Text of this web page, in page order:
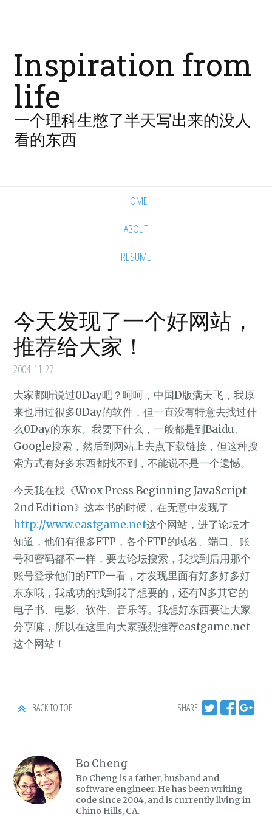
Inspiration from
life
一个理科生憋了半天写出来的没人
看的东西
HOME
ABOUT
RESUME
今天发现了一个好网站，
推荐给大家！
2004-11-27
大家都听说过0Day吧？呵呵，中国D版满天飞，我原
来也用过很多0Day的软件，但一直没有特意去找过什
么0Day的东东。我要下什么，一般都是到Baidu、
Google搜索，然后到网站上去点下载链接，但这种搜
索方式有好多东西都找不到，不能说不是一个遗憾。
今天我在找《Wrox Press Beginning JavaScript
2nd Edition》这本书的时候，在无意中发现了
http://www.eastgame.net这个网站，进了论坛才
知道，他们有很多FTP，各个FTP的域名、端口、账
号和密码都不一样，要去论坛搜索，我找到后用那个
账号登录他们的FTP一看，才发现里面有好多好多好
东东哦，我成功的找到我了想要的，还有N多其它的
电子书、电影、软件、音乐等。我想好东西要让大家
分享嘛，所以在这里向大家强烈推荐eastgame.net
这个网站！
BACK TO TOP SHARE
Bo Cheng
Bo Cheng is a father, husband and
software engineer. He has been writing
code since 2004, and is currently living in
Chino Hills, CA.